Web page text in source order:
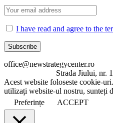
I have read and agree to the
Strada Jiului, nr. 133, et.
Acest website foloseste cookie-
utilizați website-ul nostru, sunteți
Preferințe
ACCEPT